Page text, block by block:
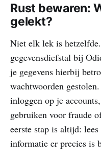
Rust bewaren:
gelekt?
Niet elk lek is
gegevensdiefstal bij
je gegevens hierbij
wachtwoorden
inloggen op je
gebruiken voor fraude
eerste stap is altijd:
informatie er precies is